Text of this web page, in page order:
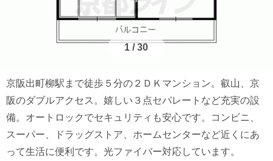
1 /30
京阪出町柳駅まで徒歩５分の２ＤＫマンション。叡山、京
阪のダブルアクセス。嬉しい３点セパレートなど充実の設
備。オートロックでセキュリティも安心です。コンビニ、
スーパー、ドラッグストア、ホームセンターなど近くにあ
って生活に便利です。光ファイバー対応しています。